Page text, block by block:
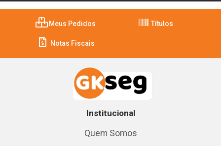
Meus Pedidos Títulos
Notas Fiscais
Institucional
Quem Somos